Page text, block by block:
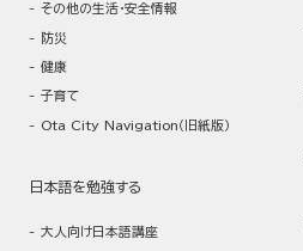
その他の生活・安全情報
防災
健康
子育て
Ota City Navigation（旧紙版）
日本語を勉強する
大人向け日本語講座